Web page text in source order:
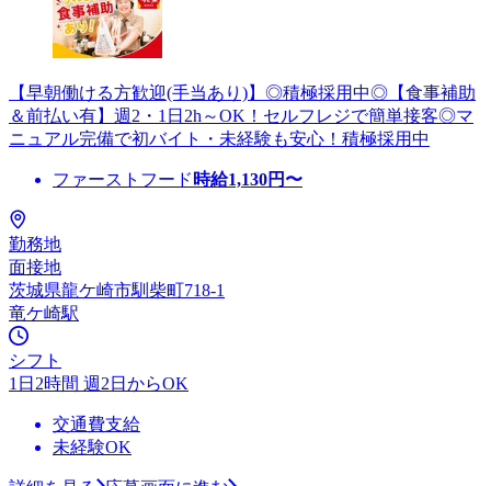
【早朝働ける方歓迎(手当あり)】◎積極採用中◎【食事補助
＆前払い有】週2・1日2h～OK！セルフレジで簡単接客◎マ
ニュアル完備で初バイト・未経験も安心！積極採用中
ファーストフード 時給1,130円〜
勤務地
面接地
茨城県龍ケ崎市馴柴町718-1
竜ケ崎駅
シフト
1日2時間 週2日からOK
交通費支給
未経験OK